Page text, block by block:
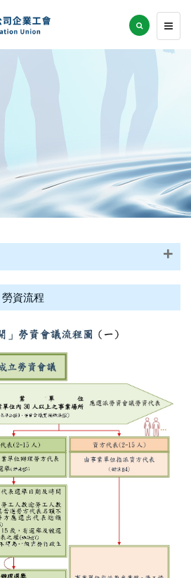
勞資流程